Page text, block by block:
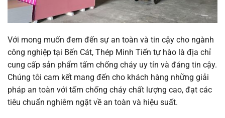
Với mong muốn đem đến sự an toàn và tin cậy cho ngành
công nghiệp tại Bến Cát, Thép Minh Tiến tự hào là địa chỉ
cung cấp sản phẩm tấm chống cháy uy tín và đáng tin cậy.
Chúng tôi cam kết mang đến cho khách hàng những giải
pháp an toàn với tấm chống cháy chất lượng cao, đạt các
tiêu chuẩn nghiêm ngặt về an toàn và hiệu suất.